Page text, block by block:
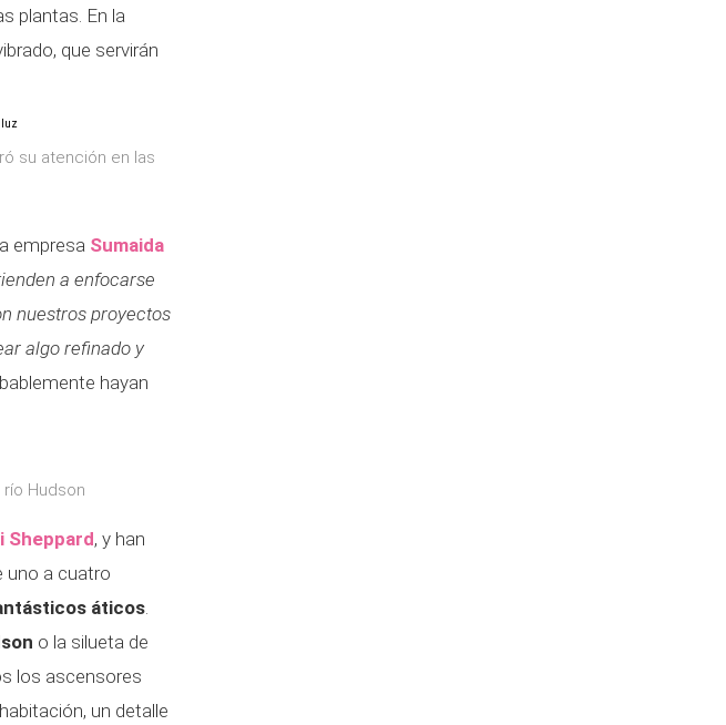
plantas. En la
que servirán
su atención en las
empresa Sumaida
a enfocarse
nuestros proyectos
algo refinado y
hayan
Hudson
Sheppard, y han
uno a cuatro
áticos.
o la silueta de
los ascensores
un detalle